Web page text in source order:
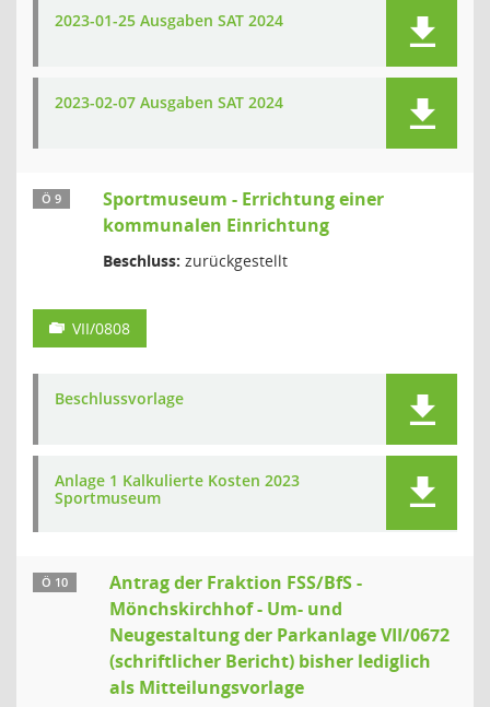
2023-01-25 Ausgaben SAT 2024
2023-02-07 Ausgaben SAT 2024
Ö 9
Sportmuseum - Errichtung einer
kommunalen Einrichtung
Beschluss: zurückgestellt
VII/0808
Beschlussvorlage
Anlage 1 Kalkulierte Kosten 2023
Sportmuseum
Ö 10
Antrag der Fraktion FSS/BfS -
Mönchskirchhof - Um- und
Neugestaltung der Parkanlage VII/0672
(schriftlicher Bericht) bisher lediglich
als Mitteilungsvorlage